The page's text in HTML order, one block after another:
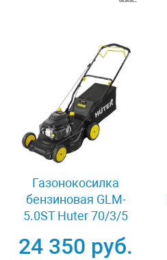
Газонокосилка
бензиновая GLM-
5.0ST Huter 70/3/5
24 350 руб.